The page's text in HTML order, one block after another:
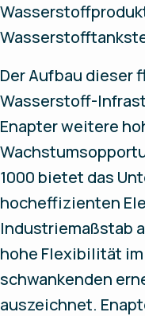
Der Aufbau dieser
Wasserstoff-
Enapter weitere
1000 bietet das
hocheffizienten
Industriemaßstab
hohe Flexibilität
schwankenden
auszeichnet.